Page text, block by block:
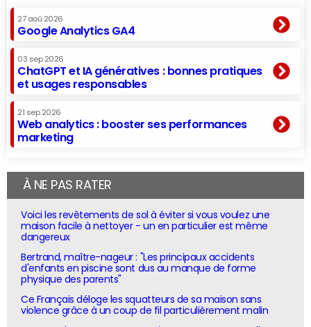
27 aoû 2026
Google Analytics GA4
03 sep 2026
ChatGPT et IA génératives : bonnes pratiques
et usages responsables
21 sep 2026
Web analytics : booster ses performances
marketing
À NE PAS RATER
Voici les revêtements de sol à éviter si vous voulez une
maison facile à nettoyer - un en particulier est même
dangereux
Bertrand, maître-nageur : "Les principaux accidents
d'enfants en piscine sont dus au manque de forme
physique des parents"
Ce Français déloge les squatteurs de sa maison sans
violence grâce à un coup de fil particulièrement malin